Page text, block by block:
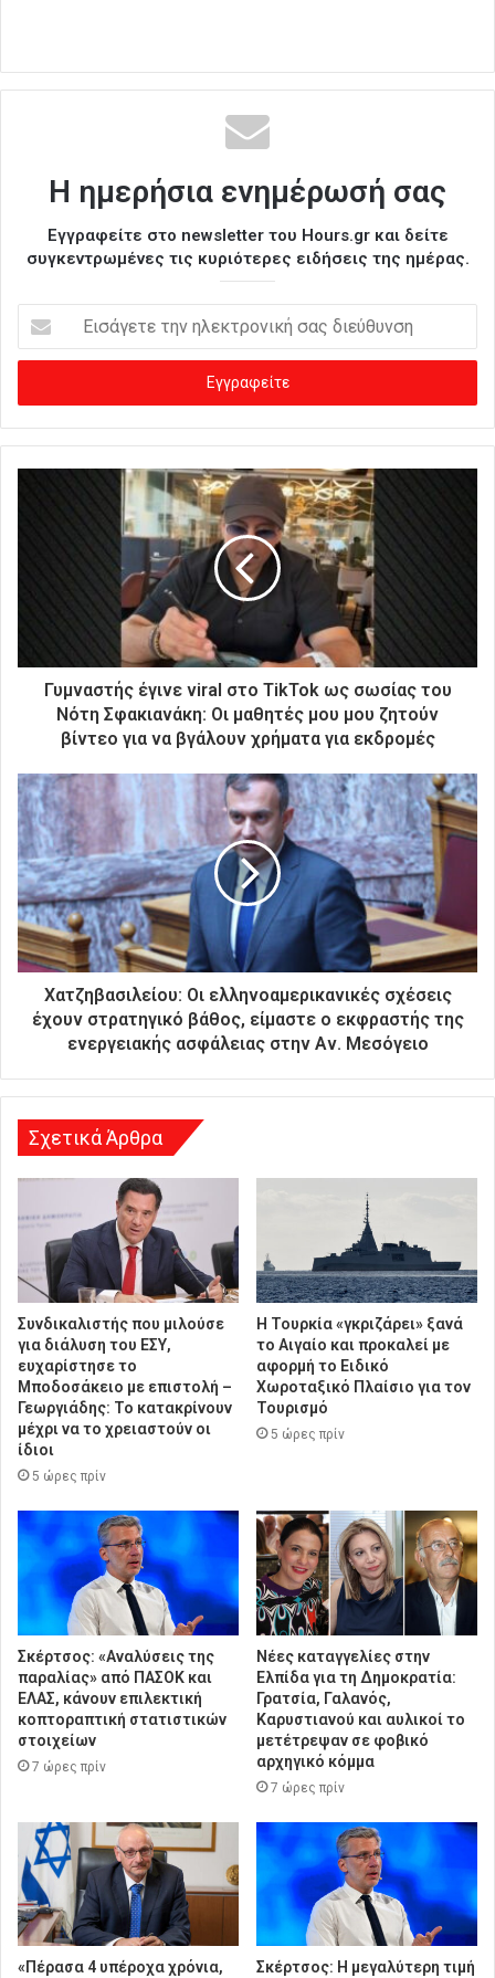
Η ημερήσια ενημέρωσή σας
Εγγραφείτε στο newsletter του Hours.gr και δείτε
συγκεντρωμένες τις κυριότερες ειδήσεις της ημέρας.
σ
γ
ε
τ
κ
ή
σ
α
ς
δ
ι
ε
ύ
η
Γυμναστής έγινε viral στο TikTok ως σωσίας του
Νότη Σφακιανάκη: Οι μαθητές μου μου ζητούν
βίντεο για να βγάλουν χρήματα για εκδρομές
Χατζηβασιλείου: Οι ελληνοαμερικανικές σχέσεις
έχουν στρατηγικό βάθος, είμαστε ο εκφραστής της
ενεργειακής ασφάλειας στην Αν. Μεσόγειο
Σχετικά Άρθρα
Συνδικαλιστής που μιλούσε
για διάλυση του ΕΣΥ,
ευχαρίστησε το
Μποδοσάκειο με επιστολή –
Γεωργιάδης: Το κατακρίνουν
μέχρι να το χρειαστούν οι
ίδιοι
5 ώρες πρίν
Η Τουρκία «γκριζάρει» ξανά
το Αιγαίο και προκαλεί με
αφορμή το Ειδικό
Χωροταξικό Πλαίσιο για τον
Τουρισμό
5 ώρες πρίν
Σκέρτσος: «Αναλύσεις της
παραλίας» από ΠΑΣΟΚ και
ΕΛΑΣ, κάνουν επιλεκτική
κοπτοραπτική στατιστικών
στοιχείων
7 ώρες πρίν
Νέες καταγγελίες στην
Ελπίδα για τη Δημοκρατία:
Γρατσία, Γαλανός,
Καρυστιανού και αυλικοί το
μετέτρεψαν σε φοβικό
αρχηγικό κόμμα
7 ώρες πρίν
«Πέρασα 4 υπέροχα χρόνια,
Σκέρτσος: Η μεγαλύτερη τιμή